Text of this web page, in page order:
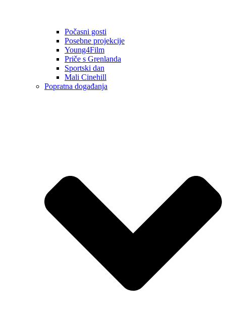
Počasni gosti
Posebne projekcije
Young4Film
Priče s Grenlanda
Sportski dan
Mali Cinehill
Popratna događanja